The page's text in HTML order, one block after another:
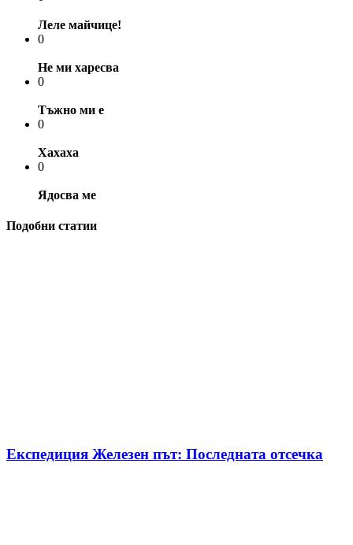
Леле майчице!
0
Не ми харесва
0
Тъжно ми е
0
Хахаха
0
Ядосва ме
Подобни статии
Експедиция Железен път: Последната отсечка